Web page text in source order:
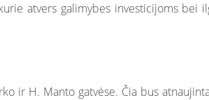
atvers galimybes investicijoms bei
ir H. Manto gatvėse. Čia bus